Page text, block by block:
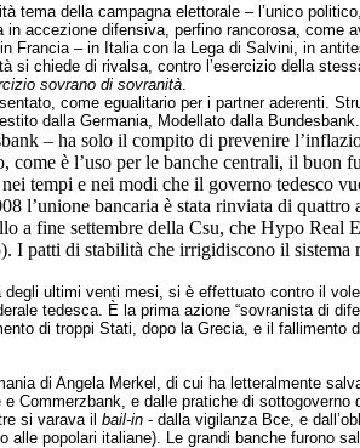
tema della campagna elettorale – l’unico
accezione difensiva, perfino rancorosa, come
Francia – in Italia con la Lega di Salvini, in
si chiede di rivalsa, contro l’esercizio della
sovrano di sovranità
come egualitario per i partner aderenti.
dalla Germania, Modellato dalla
– ha solo il compito di prevenire
è l’uso per le banche centrali, il buon
tempi e nei modi che il governo tedesco
l’unione bancaria è stata rinviata di
a fine settembre della Csu, che Hypo Real
I patti di stabilità che irrigidiscono il sistema
ultimi venti mesi, si è effettuato contro il
tedesca. È la prima azione “sovranista di
di troppi Stati, dopo la Grecia, e il fallimento
di Angela Merkel, di cui ha letteralmente
Commerzbank, e dalle pratiche di sottogoverno
si varava ilbail-in - dalla vigilanza Bce, e
alle popolari italiane). Le grandi banche furono